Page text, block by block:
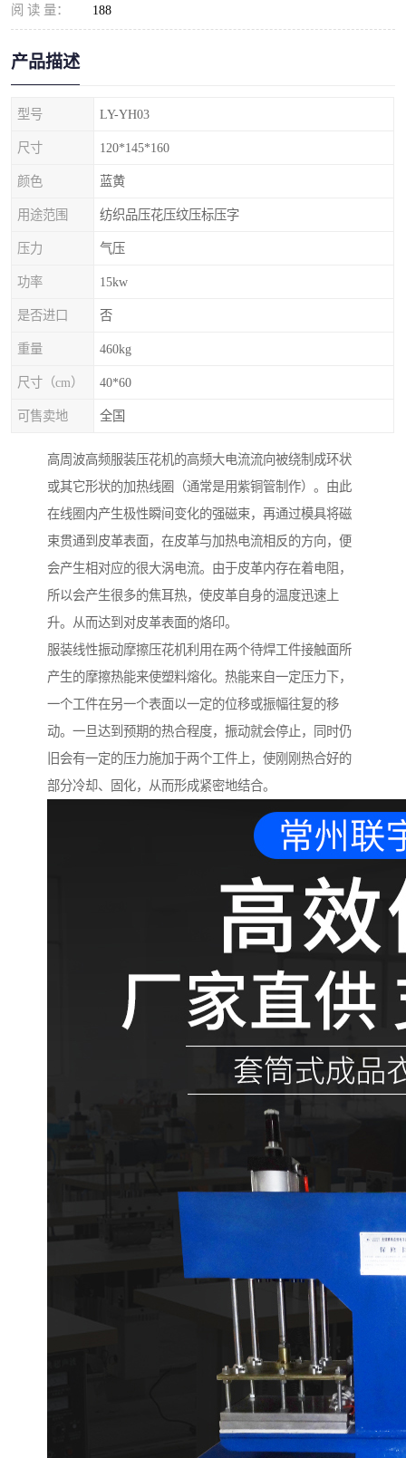
阅 读 量： 188
产品描述
型号 LY-YH03
尺寸 120*145*160
颜色 蓝黄
用途范围 纺织品压花压纹压标压字
压力 气压
功率 15kw
是否进口 否
重量 460kg
尺寸（cm） 40*60
可售卖地 全国
高周波高频服装压花机的高频大电流流向被绕制成环状
或其它形状的加热线圈（通常是用紫铜管制作）。由此
在线圈内产生极性瞬间变化的强磁束，再通过模具将磁
束贯通到皮革表面，在皮革与加热电流相反的方向，便
会产生相对应的很大涡电流。由于皮革内存在着电阻，
所以会产生很多的焦耳热，使皮革自身的温度迅速上
升。从而达到对皮革表面的烙印。
服装线性振动摩擦压花机利用在两个待焊工件接触面所
产生的摩擦热能来使塑料熔化。热能来自一定压力下，
一个工件在另一个表面以一定的位移或振幅往复的移
动。一旦达到预期的热合程度，振动就会停止，同时仍
旧会有一定的压力施加于两个工件上，使刚刚热合好的
部分冷却、固化，从而形成紧密地结合。